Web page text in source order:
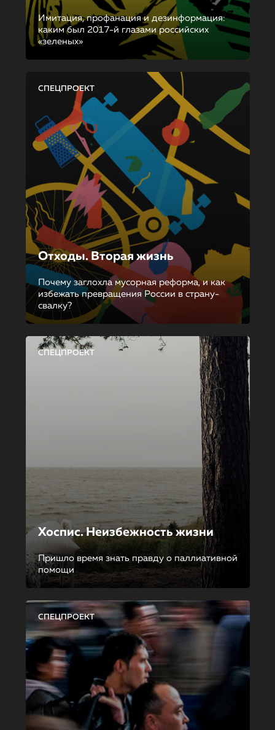
Имитация, профанация и дезинформация:
каким был 2017-й глазами российских
«зеленых»
СПЕЦПРОЕКТ
Отходы. Вторая жизнь
Почему заглохла мусорная реформа, и как
избежать превращения России в страну-
свалку?
СПЕЦПРОЕКТ
Хоспис. Неизбежность жизни
Пришло время знать правду о паллиативной
помощи
СПЕЦПРОЕКТ